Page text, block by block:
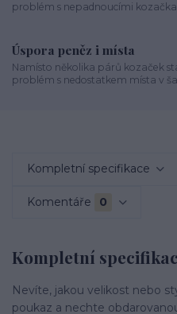
problém s nepadnoucími
Úspora peněz i místa
Namísto několika párů kozaček
problém s nedostatkem místa v
Kompletní specifikace
Komentáře 0
Kompletní
Nevíte, jakou velikost nebo
poukaz a nechte